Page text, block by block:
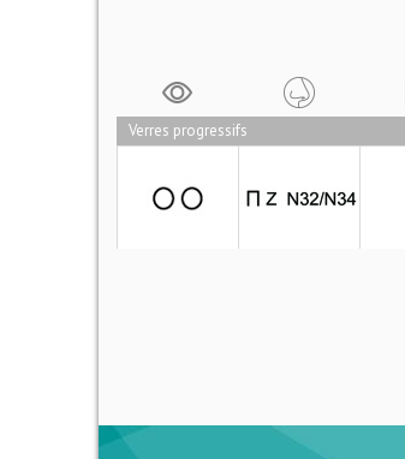
Verres progressifs